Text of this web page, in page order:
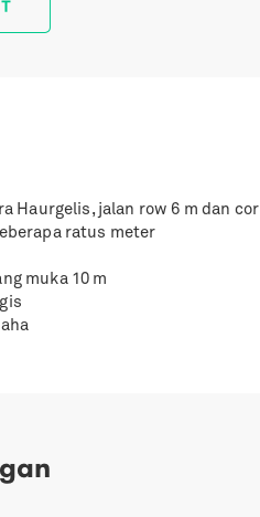
Haurgelis, jalan row 6 m dan cor
ratus meter
muka 10 m